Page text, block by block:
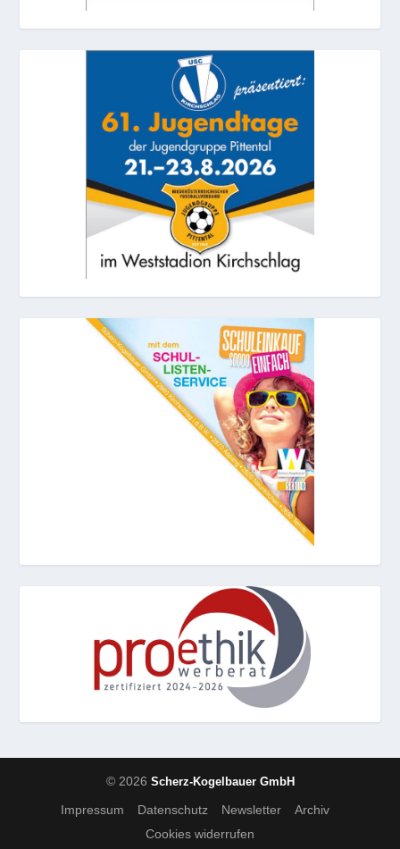
© 2026 Scherz-Kogelbauer GmbH
Impressum Datenschutz Newsletter
Archiv
Cookies widerrufen